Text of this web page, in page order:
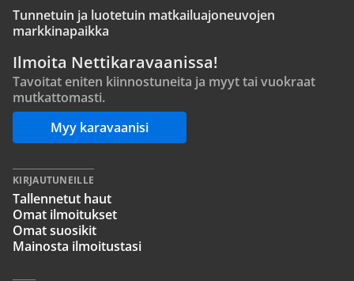
Tunnetuin ja luotetuin matkailuajoneuvojen
markkinapaikka
Ilmoita Nettikaravaanissa!
Tavoitat eniten kiinnostuneita ja myyt tai vuokraat
mutkattomasti.
Myy karavaanisi
KIRJAUTUNEILLE
Tallennetut haut
Omat ilmoitukset
Omat suosikit
Mainosta ilmoitustasi